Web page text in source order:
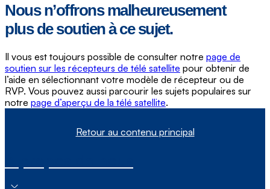
Nous n’offrons malheureusement
plus de soutien à ce sujet.
Il vous est toujours possible de consulter notre page de
soutien sur les récepteurs de télé satellite pour obtenir de
l’aide en sélectionnant votre modèle de récepteur ou de
RVP. Vous pouvez aussi parcourir les sujets populaires sur
notre page d’aperçu de la télé satellite.
Retour au contenu principal